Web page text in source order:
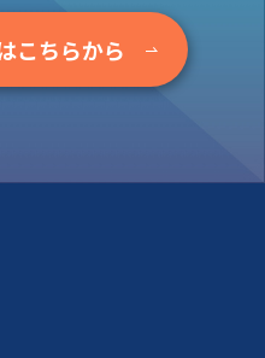
こちらから